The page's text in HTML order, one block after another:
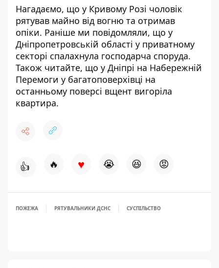
Нагадаємо, що у Кривому Розі чоловік
рятував майно від вогню та отримав
опіки. Раніше ми повідомляли, що у
Дніпропетровській області у приватному
секторі спалахнула господарча споруда.
Також читайте, що у Дніпрі на Набережній
Перемоги у багатоповерхівці на
останньому поверсі вщент вигоріла
квартира.
👍 🔥 ♥ 😭 😆 😡
ПОЖЕЖА РЯТУВАЛЬНИКИ ДСНС СУСПІЛЬСТВО